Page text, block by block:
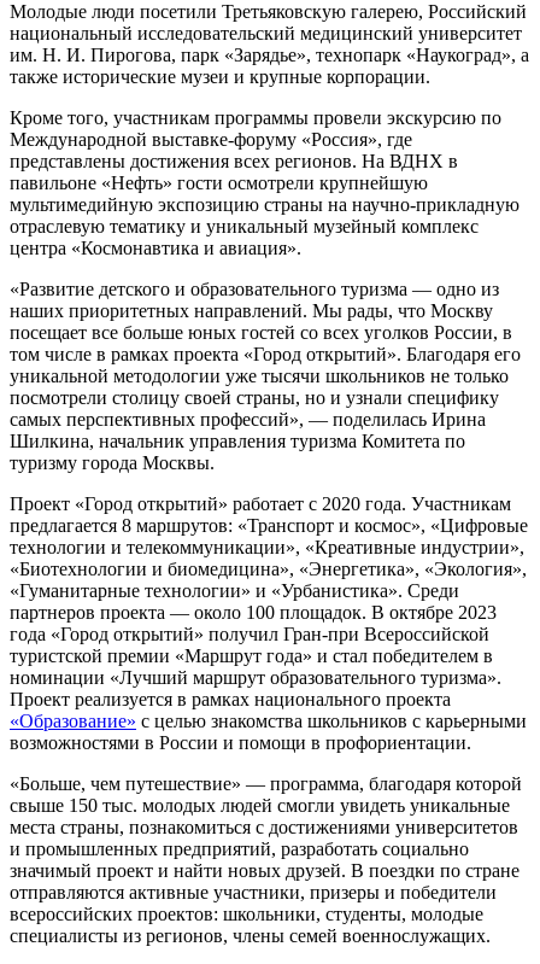
Молодые люди посетили Третьяковскую галерею, Российский
национальный исследовательский медицинский университет
им. Н. И. Пирогова, парк «Зарядье», технопарк «Наукоград», а
также исторические музеи и крупные корпорации.
Кроме того, участникам программы провели экскурсию по
Международной выставке-форуму «Россия», где
представлены достижения всех регионов. На ВДНХ в
павильоне «Нефть» гости осмотрели крупнейшую
мультимедийную экспозицию страны на научно-прикладную
отраслевую тематику и уникальный музейный комплекс
центра «Космонавтика и авиация».
«Развитие детского и образовательного туризма — одно из
наших приоритетных направлений. Мы рады, что Москву
посещает все больше юных гостей со всех уголков России, в
том числе в рамках проекта «Город открытий». Благодаря его
уникальной методологии уже тысячи школьников не только
посмотрели столицу своей страны, но и узнали специфику
самых перспективных профессий», — поделилась Ирина
Шилкина, начальник управления туризма Комитета по
туризму города Москвы.
Проект «Город открытий» работает с 2020 года. Участникам
предлагается 8 маршрутов: «Транспорт и космос», «Цифровые
технологии и телекоммуникации», «Креативные индустрии»,
«Биотехнологии и биомедицина», «Энергетика», «Экология»,
«Гуманитарные технологии» и «Урбанистика». Среди
партнеров проекта — около 100 площадок. В октябре 2023
года «Город открытий» получил Гран-при Всероссийской
туристской премии «Маршрут года» и стал победителем в
номинации «Лучший маршрут образовательного туризма».
Проект реализуется в рамках национального проекта
«Образование» с целью знакомства школьников с карьерными
возможностями в России и помощи в профориентации.
«Больше, чем путешествие» — программа, благодаря которой
свыше 150 тыс. молодых людей смогли увидеть уникальные
места страны, познакомиться с достижениями университетов
и промышленных предприятий, разработать социально
значимый проект и найти новых друзей. В поездки по стране
отправляются активные участники, призеры и победители
всероссийских проектов: школьники, студенты, молодые
специалисты из регионов, члены семей военнослужащих.